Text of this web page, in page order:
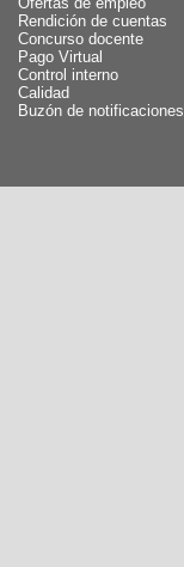
Ofertas de empleo
Rendición de cuentas
Concurso docente
Pago Virtual
Control interno
Calidad
Buzón de notificaciones